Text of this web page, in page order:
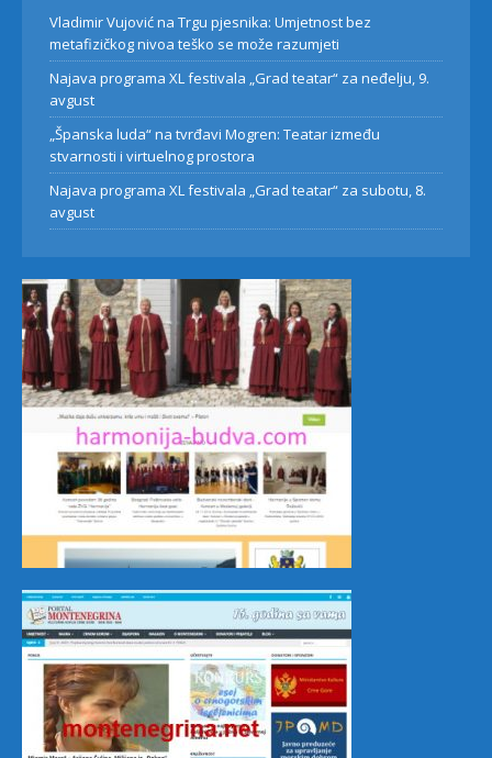
Vladimir Vujović na Trgu pjesnika: Umjetnost bez
metafizičkog nivoa teško se može razumjeti
Najava programa XL festivala „Grad teatar“ za neđelju, 9.
avgust
„Španska luda“ na tvrđavi Mogren: Teatar između
stvarnosti i virtuelnog prostora
Najava programa XL festivala „Grad teatar“ za subotu, 8.
avgust